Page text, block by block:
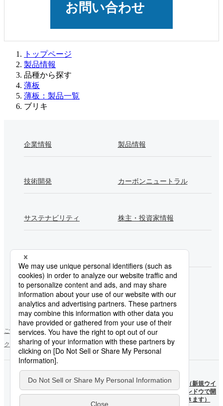
お問い合わせ
トップページ
製品情報
品種から探す
薄板
薄板：製品一覧
ブリキ
企業情報 製品情報
技術開発 カーボンニュートラル
サステナビリティ 株主・投資家情報
採用情報
製鉄所一覧
ご利用にあたってソーシャルメディアポリシー個人情報保護方針
クッキー使用についてお問い合わせサイトマップ
日本製
鉄
公式ア
（新規ウ
で開きま
す）
鉄
X公式
（新規ウイ
ンドウで開
きます）